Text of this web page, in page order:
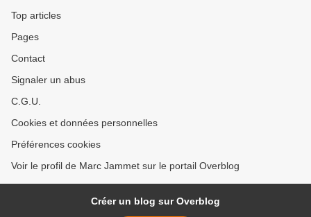
Top articles
Pages
Contact
Signaler un abus
C.G.U.
Cookies et données personnelles
Préférences cookies
Voir le profil de Marc Jammet sur le portail Overblog
Créer un blog sur Overblog